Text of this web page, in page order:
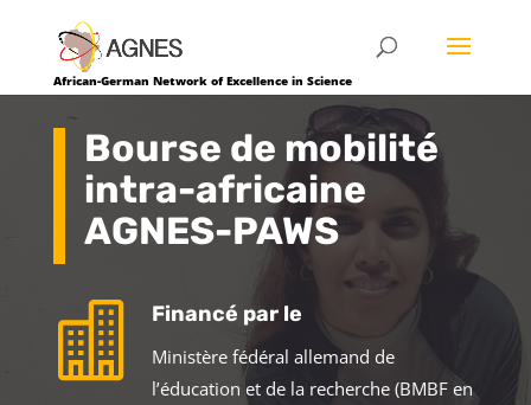
African-German Network of Excellence in Science
Bourse de mobilité
intra-africaine
AGNES-PAWS
 Financé par le
Ministère fédéral allemand de
l’éducation et de la recherche (BMBF en